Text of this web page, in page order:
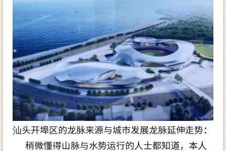
汕头开埠区的龙脉来源与城市发展龙脉延伸走势：
稍微懂得山脉与水势运行的人士都知道，本人